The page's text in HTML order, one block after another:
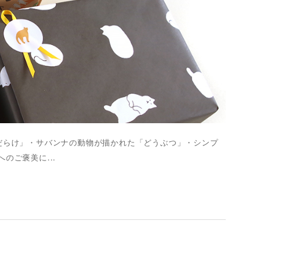
け」・サバンナの動物が描かれた「どうぶつ」・シンプ
のご褒美に...